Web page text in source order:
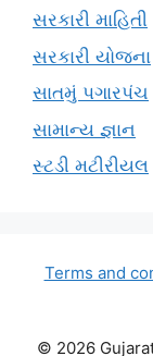
સરકારી માહિતી
સરકારી યોજના
સાતમું પગારપંચ
સામાન્ય જ્ઞાન
સ્ટડી મટીરીયલ
Terms and
© 2026